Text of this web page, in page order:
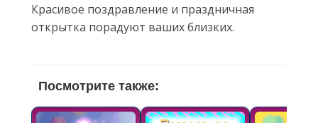
Красивое поздравление и праздничная
открытка порадуют ваших близких.
Посмотрите также: